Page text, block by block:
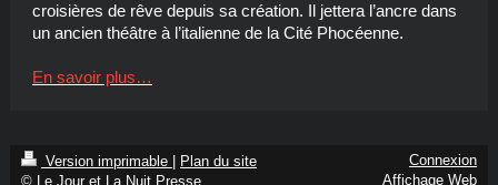
croisières de rêve depuis sa création. Il jettera l’ancre dans
un ancien théâtre à l’italienne de la Cité Phocéenne.
En savoir plus…
Version imprimable
Plan du site
© Le Jour et La Nuit Presse
Connexion
Affichage Web